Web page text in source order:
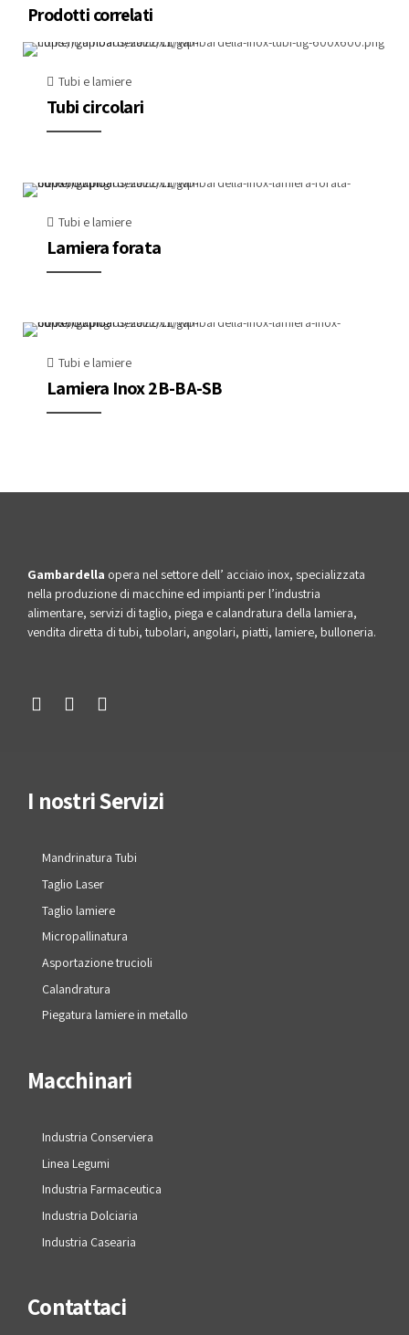
Prodotti correlati
Tubi e lamiere
Tubi circolari
Tubi e lamiere
Lamiera forata
Tubi e lamiere
Lamiera Inox 2B-BA-SB
Gambardella opera nel settore dell’ acciaio inox, specializzata
nella produzione di macchine ed impianti per l’industria
alimentare, servizi di taglio, piega e calandratura della lamiera,
vendita diretta di tubi, tubolari, angolari, piatti, lamiere, bulloneria.
I nostri Servizi
Mandrinatura Tubi
Taglio Laser
Taglio lamiere
Micropallinatura
Asportazione trucioli
Calandratura
Piegatura lamiere in metallo
Macchinari
Industria Conserviera
Linea Legumi
Industria Farmaceutica
Industria Dolciaria
Industria Casearia
Contattaci